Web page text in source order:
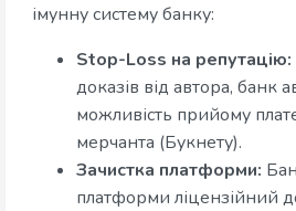
імунну систему банку:
Stop-Loss на репутацію:
доказів від автора, банк
можливість прийому
мерчанта (Букнету).
Зачистка платформи:
платформи ліцензійний